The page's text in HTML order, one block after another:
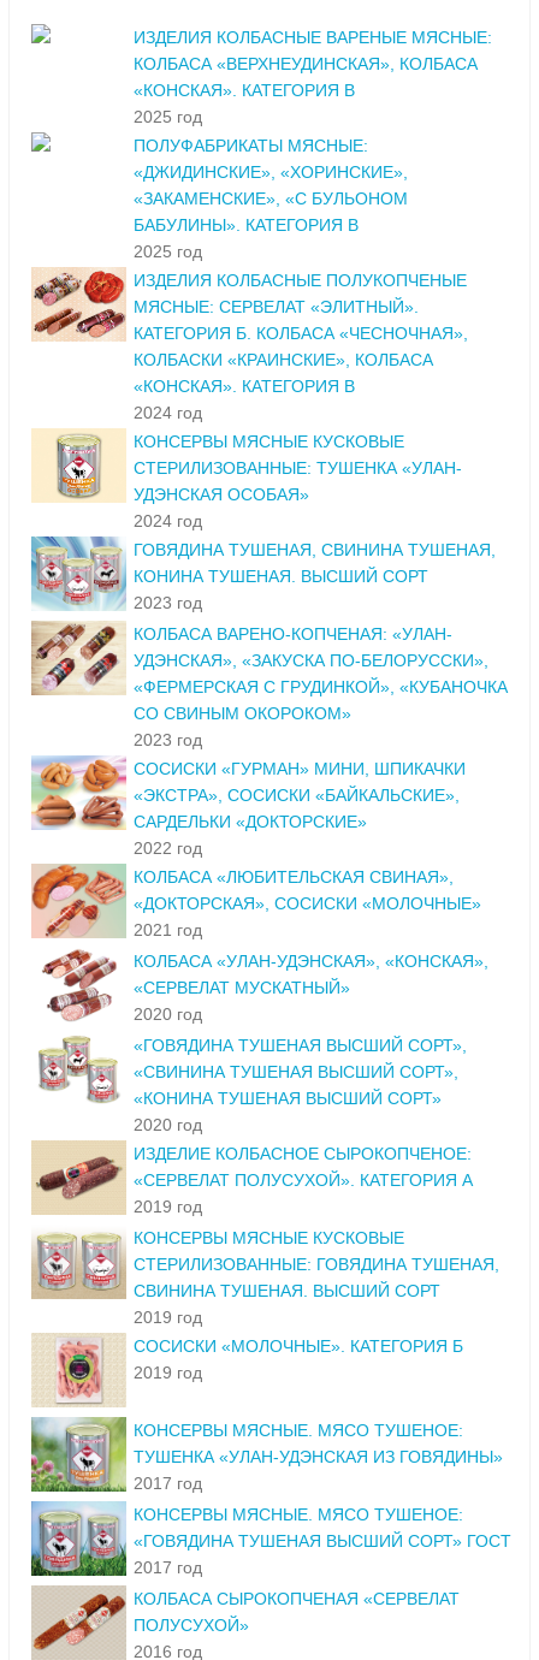
ИЗДЕЛИЯ КОЛБАСНЫЕ ВАРЕНЫЕ МЯСНЫЕ:
КОЛБАСА «ВЕРХНЕУДИНСКАЯ», КОЛБАСА
«КОНСКАЯ». КАТЕГОРИЯ В
2025 год
ПОЛУФАБРИКАТЫ МЯСНЫЕ:
«ДЖИДИНСКИЕ», «ХОРИНСКИЕ»,
«ЗАКАМЕНСКИЕ», «С БУЛЬОНОМ
БАБУЛИНЫ». КАТЕГОРИЯ В
2025 год
ИЗДЕЛИЯ КОЛБАСНЫЕ ПОЛУКОПЧЕНЫЕ
МЯСНЫЕ: СЕРВЕЛАТ «ЭЛИТНЫЙ».
КАТЕГОРИЯ Б. КОЛБАСА «ЧЕСНОЧНАЯ»,
КОЛБАСКИ «КРАИНСКИЕ», КОЛБАСА
«КОНСКАЯ». КАТЕГОРИЯ В
2024 год
КОНСЕРВЫ МЯСНЫЕ КУСКОВЫЕ
СТЕРИЛИЗОВАННЫЕ: ТУШЕНКА «УЛАН-
УДЭНСКАЯ ОСОБАЯ»
2024 год
ГОВЯДИНА ТУШЕНАЯ, СВИНИНА ТУШЕНАЯ,
КОНИНА ТУШЕНАЯ. ВЫСШИЙ СОРТ
2023 год
КОЛБАСА ВАРЕНО-КОПЧЕНАЯ: «УЛАН-
УДЭНСКАЯ», «ЗАКУСКА ПО-БЕЛОРУССКИ»,
«ФЕРМЕРСКАЯ С ГРУДИНКОЙ», «КУБАНОЧКА
СО СВИНЫМ ОКОРОКОМ»
2023 год
СОСИСКИ «ГУРМАН» МИНИ, ШПИКАЧКИ
«ЭКСТРА», СОСИСКИ «БАЙКАЛЬСКИЕ»,
САРДЕЛЬКИ «ДОКТОРСКИЕ»
2022 год
КОЛБАСА «ЛЮБИТЕЛЬСКАЯ СВИНАЯ»,
«ДОКТОРСКАЯ», СОСИСКИ «МОЛОЧНЫЕ»
2021 год
КОЛБАСА «УЛАН-УДЭНСКАЯ», «КОНСКАЯ»,
«СЕРВЕЛАТ МУСКАТНЫЙ»
2020 год
«ГОВЯДИНА ТУШЕНАЯ ВЫСШИЙ СОРТ»,
«СВИНИНА ТУШЕНАЯ ВЫСШИЙ СОРТ»,
«КОНИНА ТУШЕНАЯ ВЫСШИЙ СОРТ»
2020 год
ИЗДЕЛИЕ КОЛБАСНОЕ СЫРОКОПЧЕНОЕ:
«СЕРВЕЛАТ ПОЛУСУХОЙ». КАТЕГОРИЯ А
2019 год
КОНСЕРВЫ МЯСНЫЕ КУСКОВЫЕ
СТЕРИЛИЗОВАННЫЕ: ГОВЯДИНА ТУШЕНАЯ,
СВИНИНА ТУШЕНАЯ. ВЫСШИЙ СОРТ
2019 год
СОСИСКИ «МОЛОЧНЫЕ». КАТЕГОРИЯ Б
2019 год
КОНСЕРВЫ МЯСНЫЕ. МЯСО ТУШЕНОЕ:
ТУШЕНКА «УЛАН-УДЭНСКАЯ ИЗ ГОВЯДИНЫ»
2017 год
КОНСЕРВЫ МЯСНЫЕ. МЯСО ТУШЕНОЕ:
«ГОВЯДИНА ТУШЕНАЯ ВЫСШИЙ СОРТ» ГОСТ
2017 год
КОЛБАСА СЫРОКОПЧЕНАЯ «СЕРВЕЛАТ
ПОЛУСУХОЙ»
2016 год